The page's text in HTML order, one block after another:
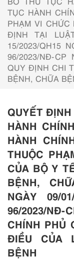
TỤC HÀNH
PHẠM VI CHỨC
ĐỊNH TẠI
15/2023/QH15
96/2023/NĐ-CP
QUY ĐỊNH CHI
BỆNH, CHỮA
QUYẾT
HÀNH
HÀNH
THUỘC
CỦA BỘ Y
BỆNH,
NGÀY 09/
96/2023/
CHÍNH PHỦ
ĐIỀU CỦA
BỆNH